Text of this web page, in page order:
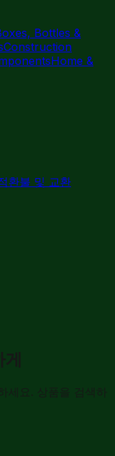
Bottles &
Construction
Home &
환불 및 교환
세요. 상품을 검색하